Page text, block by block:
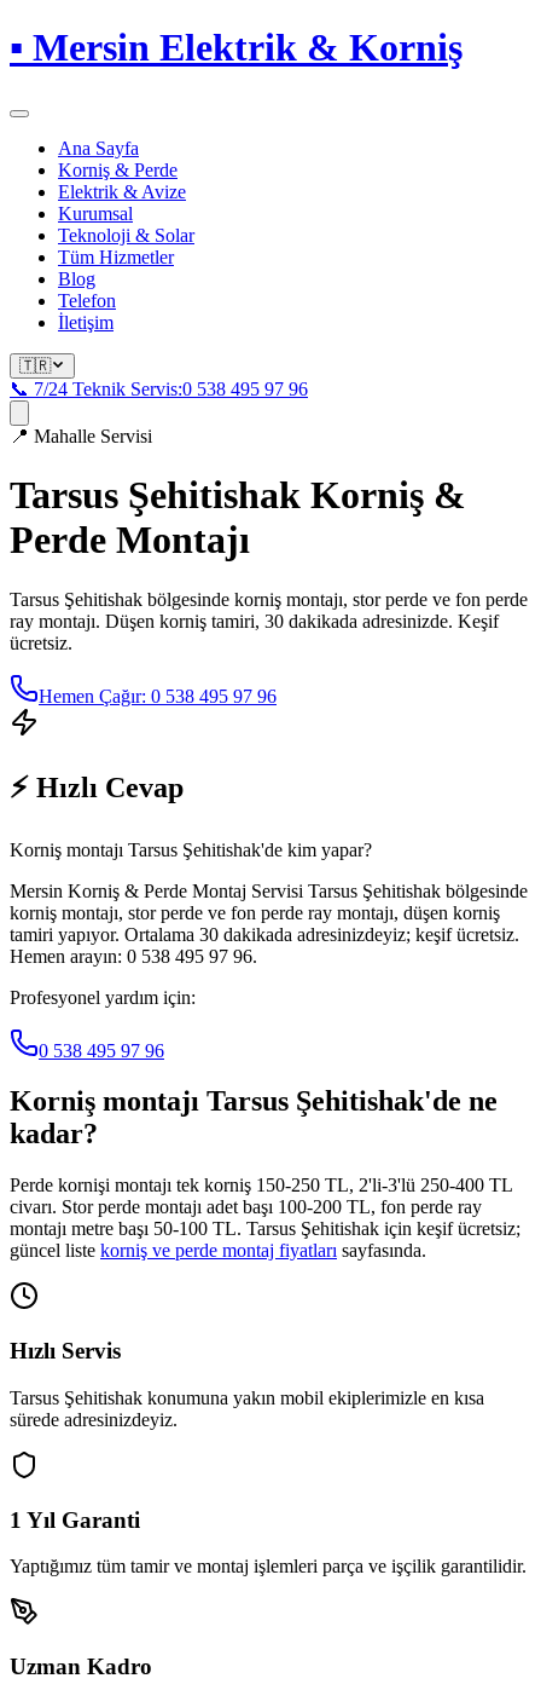
▪ Mersin Elektrik & Korniş
Ana Sayfa
Korniş & Perde
Elektrik & Avize
Kurumsal
Teknoloji & Solar
Tüm Hizmetler
Blog
Telefon
İletişim
🇹🇷
📞 7/24 Teknik Servis:0 538 495 97 96
📍 Mahalle Servisi
Tarsus Şehitishak Korniş &
Perde Montajı
Tarsus Şehitishak bölgesinde korniş montajı, stor perde ve fon perde
ray montajı. Düşen korniş tamiri, 30 dakikada adresinizde. Keşif
ücretsiz.
Hemen Çağır: 0 538 495 97 96
⚡ Hızlı Cevap
Korniş montajı Tarsus Şehitishak'de kim yapar?
Mersin Korniş & Perde Montaj Servisi Tarsus Şehitishak bölgesinde
korniş montajı, stor perde ve fon perde ray montajı, düşen korniş
tamiri yapıyor. Ortalama 30 dakikada adresinizdeyiz; keşif ücretsiz.
Hemen arayın: 0 538 495 97 96.
Profesyonel yardım için:
0 538 495 97 96
Korniş montajı Tarsus Şehitishak'de ne
kadar?
Perde kornişi montajı tek korniş 150-250 TL, 2'li-3'lü 250-400 TL
civarı. Stor perde montajı adet başı 100-200 TL, fon perde ray
montajı metre başı 50-100 TL. Tarsus Şehitishak için keşif ücretsiz;
güncel liste korniş ve perde montaj fiyatları sayfasında.
Hızlı Servis
Tarsus Şehitishak konumuna yakın mobil ekiplerimizle en kısa
sürede adresinizdeyiz.
1 Yıl Garanti
Yaptığımız tüm tamir ve montaj işlemleri parça ve işçilik garantilidir.
Uzman Kadro